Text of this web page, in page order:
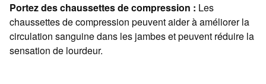
Portez des chaussettes de compression : Les
chaussettes de compression peuvent aider à améliorer la
circulation sanguine dans les jambes et peuvent réduire la
sensation de lourdeur.